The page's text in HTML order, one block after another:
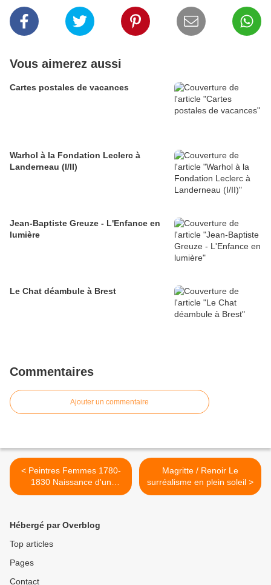
Vous aimerez aussi
Cartes postales de vacances
Warhol à la Fondation Leclerc à
Landerneau (I/II)
Jean-Baptiste Greuze - L'Enfance en
lumière
Le Chat déambule à Brest
Commentaires
Ajouter un commentaire
< Peintres Femmes 1780-
1830 Naissance d'un
combat
Magritte / Renoir Le
surréalisme en plein soleil >
Hébergé par Overblog
Top articles
Pages
Contact